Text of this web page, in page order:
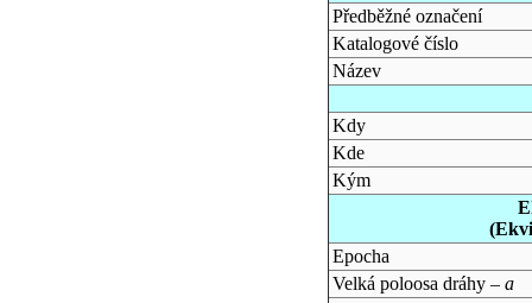
Předběžné označení
Katalogové číslo
Název
Kdy
Kde
Kým
Epocha
Velká poloosa dráhy – a